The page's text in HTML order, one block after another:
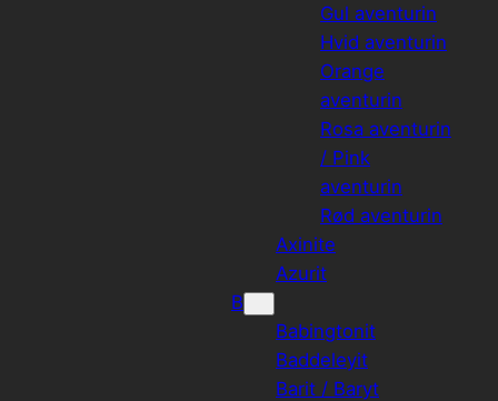
Gul aventurin
Hvid aventurin
Orange
aventurin
Rosa aventurin
/ Pink
aventurin
Rød aventurin
Axinite
Azurit
B
Babingtonit
Baddeleyit
Barit / Baryt